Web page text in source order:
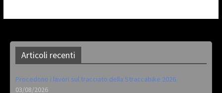
Articoli recenti
Procedono i lavori sul tracciato della Straccabike 2026
03/08/2026